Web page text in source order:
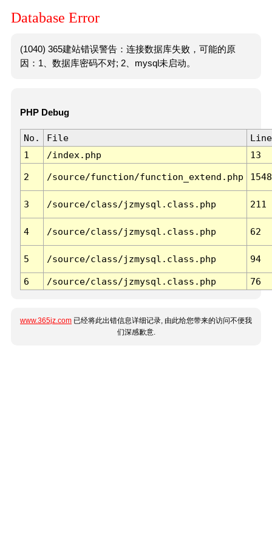
Database Error
(1040) 365建站错误警告：连接数据库失败，可能的原
因：1、数据库密码不对; 2、mysql未启动。
PHP Debug
No. File
Line
1
/index.php 13
2 /source/function/function_extend.php 1548
3 /source/class/jzmysql.class.php 211
4 /source/class/jzmysql.class.php 62
5 /source/class/jzmysql.class.php 94
6 /source/class/jzmysql.class.php 76
www.365jz.com 已经将此出错信息详细记录, 由此给您带来的访问不便我
们深感歉意.